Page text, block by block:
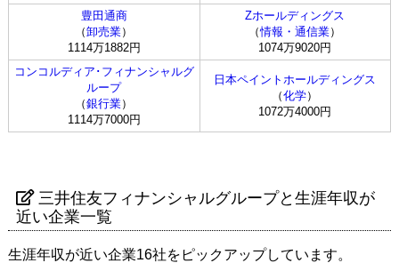
豊田通商
（卸売業）
1114万1882円
Zホールディングス
（情報・通信業）
1074万9020円
コンコルディア･フィナンシャルグ
ループ
（銀行業）
1114万7000円
日本ペイントホールディングス
（化学）
1072万4000円
三井住友フィナンシャルグループと生涯年収が
近い企業一覧
生涯年収が近い企業16社をピックアップしています。